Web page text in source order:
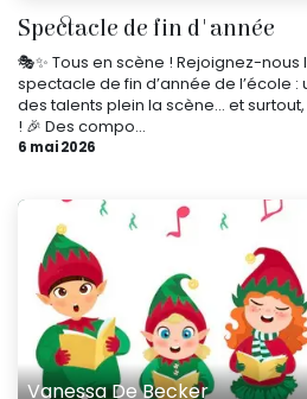
Spectacle de fin d'année
🎭✨ Tous en scène ! Rejoignez-nous
spectacle de fin d’année de l’école
des talents plein la scène… et
! 🎉 Des compo...
6 mai 2026
Vanessa De Becker